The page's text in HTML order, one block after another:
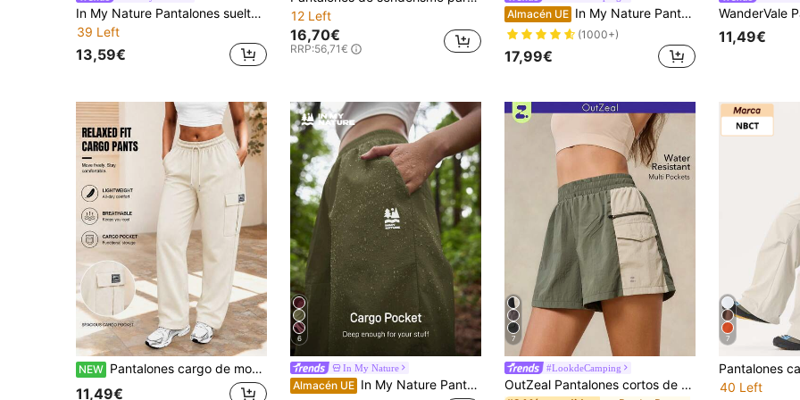
In My Nature Pantalones sueltos de estilo cargo de unicolor para mujer
39 Left
13,59€
12 Left
16,70€
RRP:56,71€
Almacén UE In My Nature Pantalones de cargo con cordón para mujer para actividades al aire libre, minimalistas y de moda, apropiados para senderismo de verano
(1000+)
17,99€
11,49€
NEW Pantalones cargo de moda gorpcore para mujer, pantalones largos casuales para mujer, corte holgado, cintura elástica con cordón, pantalones largos prácticos con bolsillos con solapa, adecuados para uso diario, calle, desplazamientos, actividades al aire libre, playa, vacaciones
11,49€
6
In My Nature
Almacén UE In My Nature Pantalones largos holgados para mujer con estampado de letras, impermeables y con bolsillos para uso al aire libre
7
#LookdeCamping
OutZeal Pantalones cortos de mujer para exteriores, de verano, para senderismo y camping, resistentes al agua, ligeros, con diseño de bloqueo de color
7
40 Left